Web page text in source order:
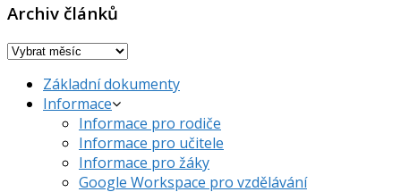
Archiv článků
Archiv
Základní dokumenty
Informace
Informace pro rodiče
Informace pro učitele
Informace pro žáky
Google Workspace pro vzdělávání